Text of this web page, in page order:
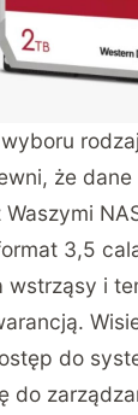
że dane
3,5
wstrząsy i
do
do